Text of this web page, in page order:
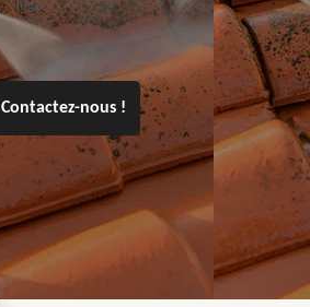
Contactez-nous !